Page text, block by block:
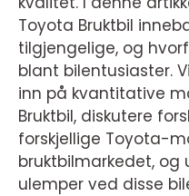
Toyota Bruktbil
tilgjengelige, og
blant bilentusiaster.
inn på kvantitative
Bruktbil, diskutere
forskjellige Toyota-
bruktbilmarkedet, og
ulemper ved disse